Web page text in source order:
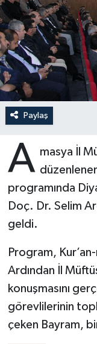
Paylaş
A masya İl
programında
Doç. Dr. Selim
geldi.
Program,
Ardından İl
konuşmasını
görevlilerinin
çeken Bayram,
Artvin
Aydın
Balıkesir
Bartın
Batman
Bayburt
Bilecik
Bitlis
Bolu
Burdur
Kurban
Mukabele
Ramazan
Sahabeler
DİYANET
DİYANET
DİYANET
DEPREM
Dünya
Kültür-
Sağlık
Makaleler
Ekonomi